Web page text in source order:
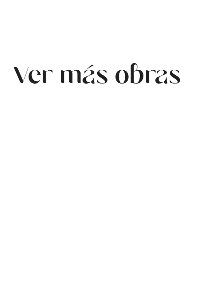
Ver más obras